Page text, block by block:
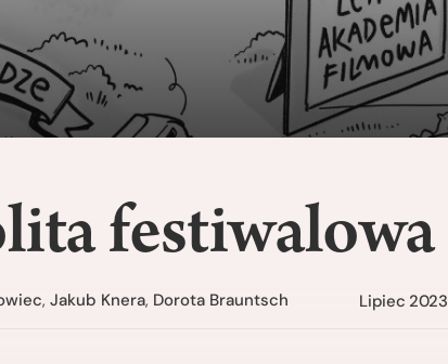
festiwalowa
,Jakub Knera, Dorota Brauntsch Lipiec 2023